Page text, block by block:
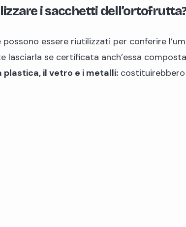
i sacchetti
essere riutilizzati per conferire
se certificata anch’essa
il vetro e i metalli: